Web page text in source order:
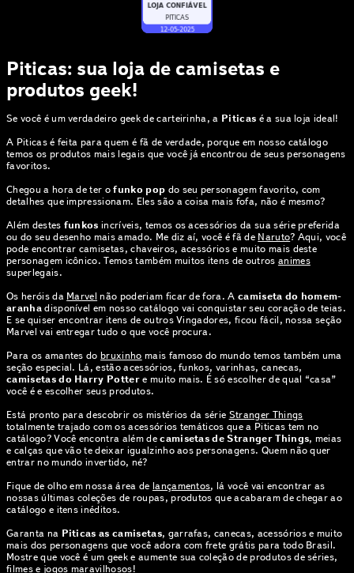
Piticas: sua loja de camisetas e
produtos geek!
Se você é um verdadeiro geek de carteirinha, a Piticas é a sua loja ideal!
A Piticas é feita para quem é fã de verdade, porque em nosso catálogo
temos os produtos mais legais que você já encontrou de seus personagens
favoritos.
Chegou a hora de ter ofunko pop do seu personagem favorito, com
detalhes que impressionam. Eles são a coisa mais fofa, não é mesmo?
Além destes funkos incríveis, temos os acessórios da sua série preferida
ou do seu desenho mais amado. Me diz aí, você é fã de Naruto? Aqui, você
pode encontrar camisetas, chaveiros, acessórios e muito mais deste
personagem icônico. Temos também muitos itens de outros animes
superlegais.
Os heróis da Marvel não poderiam ficar de fora. Acamiseta do homem-
aranhadisponível em nosso catálogo vai conquistar seu coração de teias.
E se quiser encontrar itens de outros Vingadores, ficou fácil, nossa seção
Marvel vai entregar tudo o que você procura.
Para os amantes dobruxinho mais famoso do mundo temos também uma
seção especial. Lá, estão acessórios, funkos, varinhas, canecas,
camisetas do Harry Potter e muito mais. É só escolher de qual “casa”
você é e escolher seus produtos.
Está pronto para descobrir os mistérios da série Stranger Things
totalmente trajado com os acessórios temáticos que a Piticas tem no
catálogo? Você encontra além decamisetas de Stranger Things, meias
e calças que vão te deixar igualzinho aos personagens. Quem não quer
entrar no mundo invertido, né?
Fique de olho em nossa área de lançamentos, lá você vai encontrar as
nossas últimas coleções de roupas, produtos que acabaram de chegar ao
catálogo e itens inéditos.
Garanta na Piticas as camisetas, garrafas, canecas, acessórios e muito
mais dos personagens que você adora com frete grátis para todo Brasil.
Mostre que você é um geek e aumente sua coleção de produtos de séries,
filmes e jogos maravilhosos!